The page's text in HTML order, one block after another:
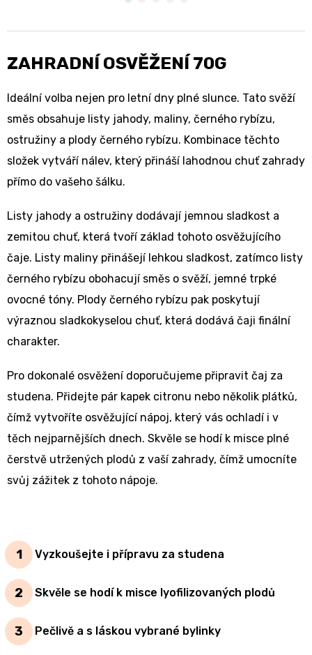
s ovocnými...
ZAHRADNÍ OSVĚŽENÍ 70G
Ideální volba nejen pro letní dny plné slunce. Tato svěží
směs obsahuje listy jahody, maliny, černého rybízu,
ostružiny a plody černého rybízu. Kombinace těchto
složek vytváří nálev, který přináší lahodnou chuť zahrady
přímo do vašeho šálku.
Listy jahody a ostružiny dodávají jemnou sladkost a
zemitou chuť, která tvoří základ tohoto osvěžujícího
čaje. Listy maliny přinášejí lehkou sladkost, zatímco listy
černého rybízu obohacují směs o svěží, jemné trpké
ovocné tóny. Plody černého rybízu pak poskytují
výraznou sladkokyselou chuť, která dodává čaji finální
charakter.
Pro dokonalé osvěžení doporučujeme připravit čaj za
studena. Přidejte pár kapek citronu nebo několik plátků,
čímž vytvoříte osvěžující nápoj, který vás ochladí i v
těch nejparnějších dnech. Skvěle se hodí k misce plné
čerstvě utržených plodů z vaší zahrady, čímž umocníte
svůj zážitek z tohoto nápoje.
Vyzkoušejte i přípravu za studena
Skvěle se hodí k misce lyofilizovaných plodů
Pečlivě a s láskou vybrané bylinky